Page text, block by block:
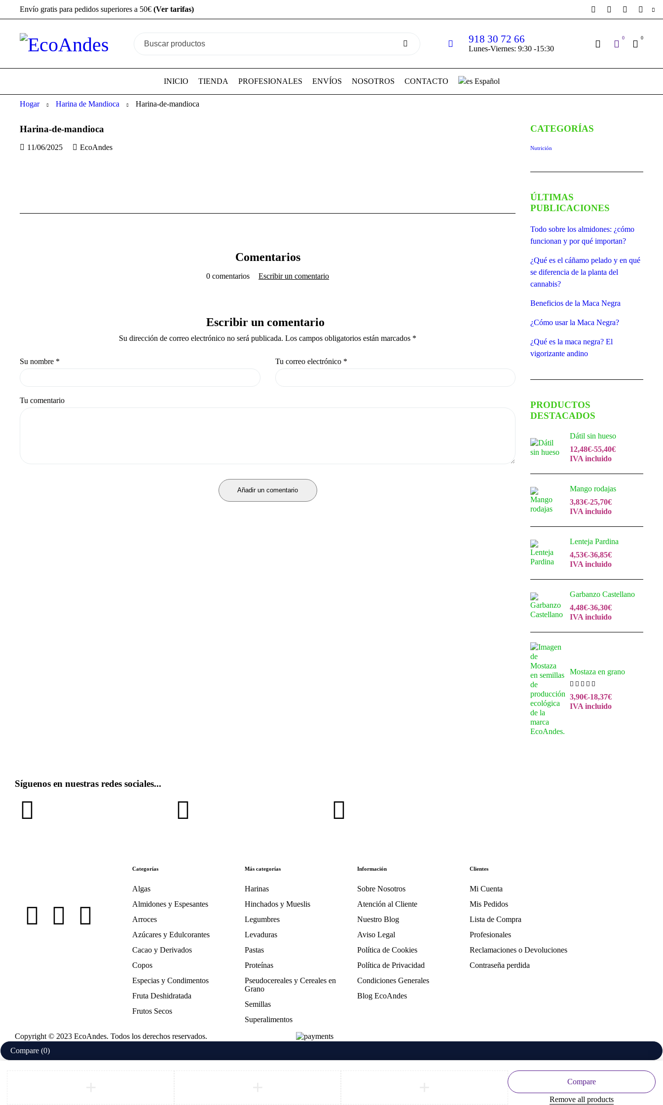
Envío gratis para pedidos superiores a 50€ (Ver tarifas)
918 30 72 66
Lunes-Viernes: 9:30 -15:30
0 0
INICIO TIENDA PROFESIONALES ENVÍOS NOSOTROS CONTACTO Español
Hogar Harina de Mandioca Harina-de-mandioca
Harina-de-mandioca
11/06/2025 EcoAndes
Comentarios
0 comentarios Escribir un comentario
Escribir un comentario
Su dirección de correo electrónico no será publicada. Los campos obligatorios están marcados *
Su nombre * Tu correo electrónico *
Tu comentario
Añadir un comentario
CATEGORÍAS
Nutrición
ÚLTIMAS
PUBLICACIONES
Todo sobre los almidones: ¿cómo
funcionan y por qué importan?
¿Qué es el cáñamo pelado y en qué
se diferencia de la planta del
cannabis?
Beneficios de la Maca Negra
¿Cómo usar la Maca Negra?
¿Qué es la maca negra? El
vigorizante andino
PRODUCTOS
DESTACADOS
Dátil sin hueso
12,48€-55,40€
IVA incluido
Mango rodajas
3,83€-25,70€
IVA incluido
Lenteja Pardina
4,53€-36,85€
IVA incluido
Garbanzo Castellano
4,48€-36,30€
IVA incluido
Mostaza en grano
3,90€-18,37€
IVA incluido
Síguenos en nuestras redes sociales...
Categorías
Algas
Almidones y Espesantes
Arroces
Azúcares y Edulcorantes
Cacao y Derivados
Copos
Especias y Condimentos
Fruta Deshidratada
Frutos Secos
Más categorías
Harinas
Hinchados y Mueslis
Legumbres
Levaduras
Pastas
Proteínas
Pseudocereales y Cereales en
Grano
Semillas
Superalimentos
Información
Sobre Nosotros
Atención al Cliente
Nuestro Blog
Aviso Legal
Política de Cookies
Política de Privacidad
Condiciones Generales
Blog EcoAndes
Clientes
Mi Cuenta
Mis Pedidos
Lista de Compra
Profesionales
Reclamaciones o Devoluciones
Contraseña perdida
Copyright © 2023 EcoAndes. Todos los derechos reservados.
Compare (0)
Compare
Remove all products